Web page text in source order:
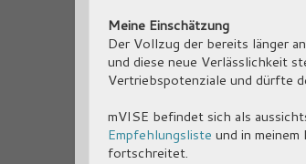
Meine Einschätzung
Der Vollzug der bereits länger
und diese neue Verlässlichkeit
Vertriebspotenziale und dürfte
mVISE befindet sich als
Empfehlungsliste und in
fortschreitet.